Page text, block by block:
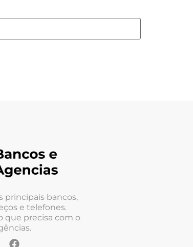
principais bancos,
e telefones.
que precisa com o